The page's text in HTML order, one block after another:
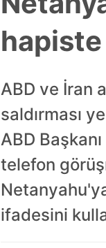
ABD ve İran
saldırması
ABD
telefon
ifadesini